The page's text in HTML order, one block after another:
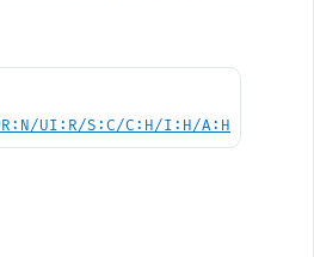
UI:R/S:C/C:H/I:H/A:H